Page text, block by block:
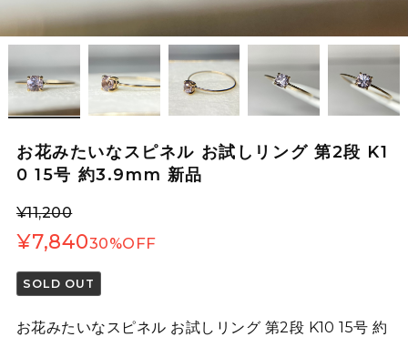
お花みたいなスピネル お試しリング 第2段 K1
0 15号 約3.9mm 新品
¥11,200
¥7,84030%OFF
SOLD OUT
お花みたいなスピネル お試しリング 第2段 K10 15号 約